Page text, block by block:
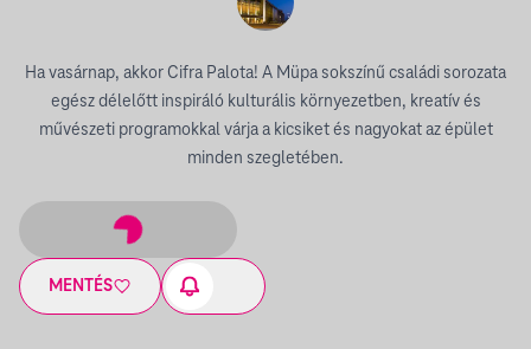
Ha vasárnap, akkor Cifra Palota! A Müpa sokszínű családi sorozata
egész délelőtt inspiráló kulturális környezetben, kreatív és
művészeti programokkal várja a kicsiket és nagyokat az épület
minden szegletében.
MENTÉS